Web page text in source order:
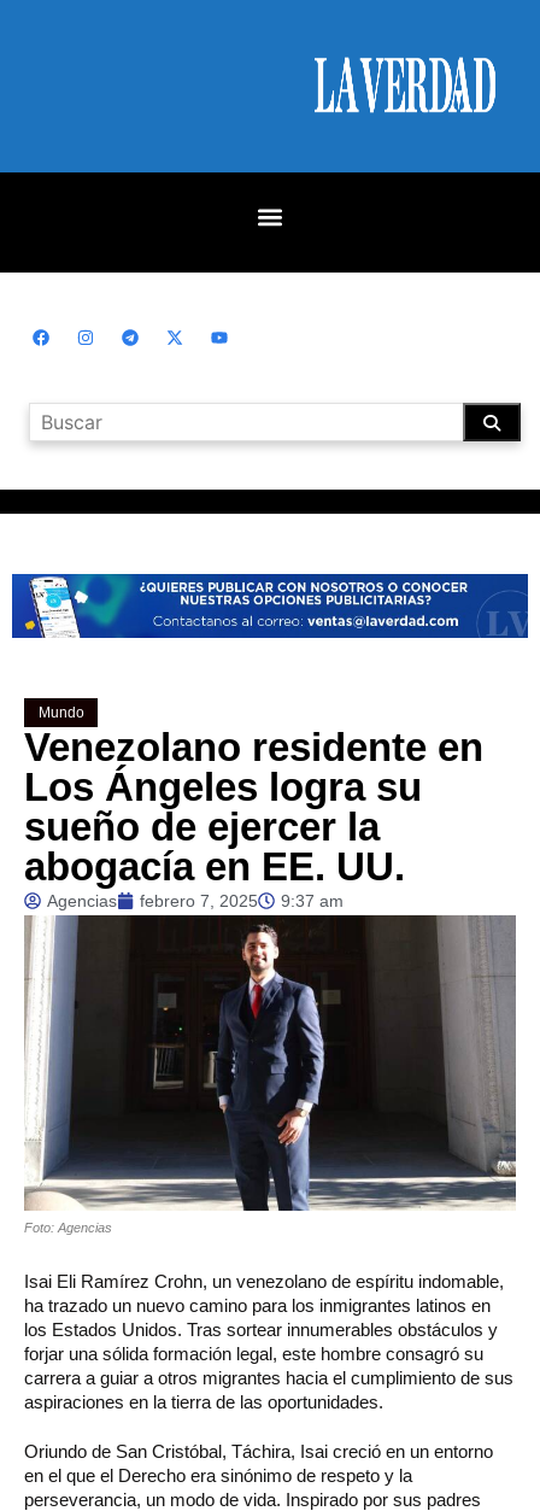
Mundo
Venezolano residente en
Los Ángeles logra su
sueño de ejercer la
abogacía en EE. UU.
Agencias febrero 7, 2025 9:37 am
Foto: Agencias
Isai Eli Ramírez Crohn, un venezolano de espíritu indomable,
ha trazado un nuevo camino para los inmigrantes latinos en
los Estados Unidos. Tras sortear innumerables obstáculos y
forjar una sólida formación legal, este hombre consagró su
carrera a guiar a otros migrantes hacia el cumplimiento de sus
aspiraciones en la tierra de las oportunidades.
Oriundo de San Cristóbal, Táchira, Isai creció en un entorno
en el que el Derecho era sinónimo de respeto y la
perseverancia, un modo de vida. Inspirado por sus padres